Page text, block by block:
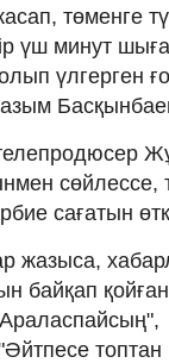
төменге
үш минут
үлгерген
сөйлессе,
сағатын
жазыса,
байқап
топтан